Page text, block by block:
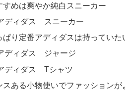
すめは爽やか純白スニーカー
ディダス スニーカー
ぱり定番アディダスは持っていた
ディダス ジャージ
ディダス Tシャツ
スある小物使いでファッションが